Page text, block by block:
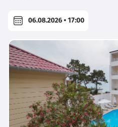
06.08.2026 • 17:00